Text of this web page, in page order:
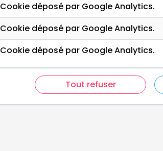
Cookie déposé par Google Analytics.
Cookie déposé par Google Analytics.
Cookie déposé par Google Analytics.
Tout refuser